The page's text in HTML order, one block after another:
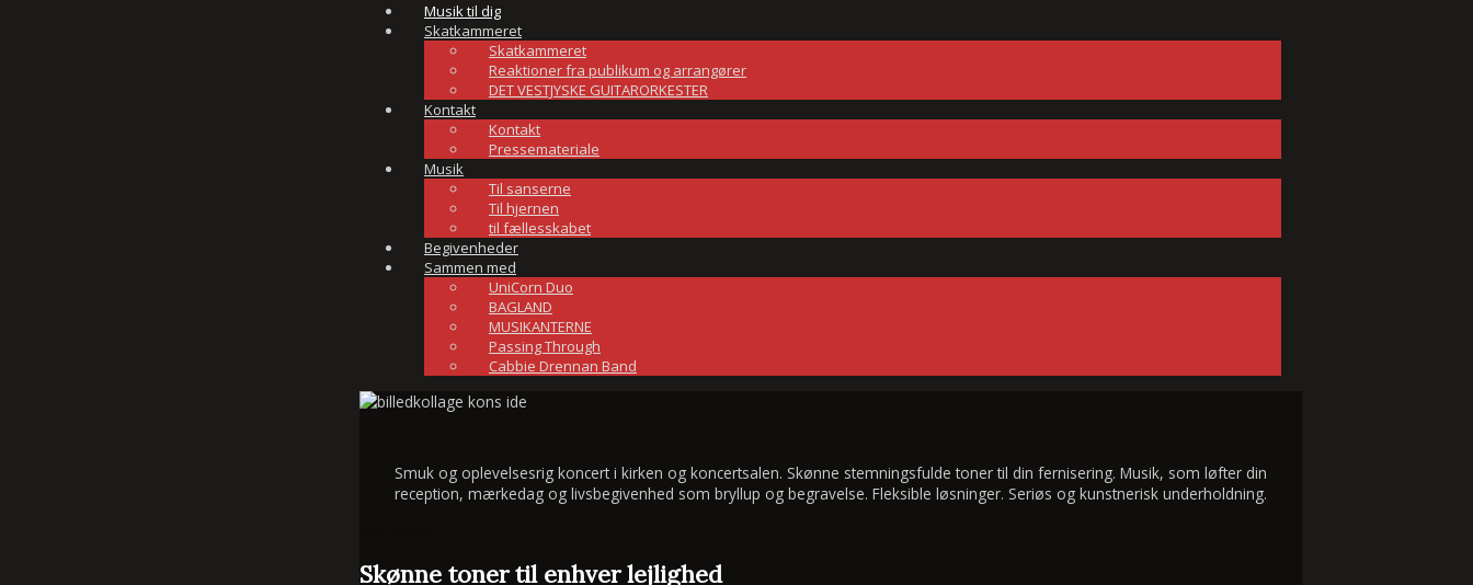
Musik til dig
Skatkammeret
Skatkammeret
Reaktioner fra publikum og arrangører
DET VESTJYSKE GUITARORKESTER
Kontakt
Kontakt
Pressemateriale
Musik
Til sanserne
Til hjernen
til fællesskabet
Begivenheder
Sammen med
UniCorn Duo
BAGLAND
MUSIKANTERNE
Passing Through
Cabbie Drennan Band
Smuk og oplevelsesrig koncert i kirken og koncertsalen. Skønne stemningsfulde toner til din fernisering. Musik, som løfter din
reception, mærkedag og livsbegivenhed som bryllup og begravelse. Fleksible løsninger. Seriøs og kunstnerisk underholdning.
Skønne toner til enhver lejlighed